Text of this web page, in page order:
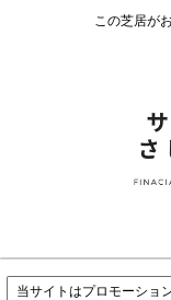
この芝居が
当サイトはプロモーショ